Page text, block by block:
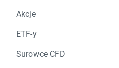
Akcje
ETF-y
Surowce CFD